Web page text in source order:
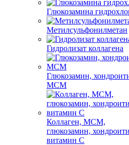
Глюкозамина
Метилсульфонилметан
Гидролизат коллагена
Глюкозамин,
МСМ
Коллаген, МСМ,
глюкозамин,
витамин С